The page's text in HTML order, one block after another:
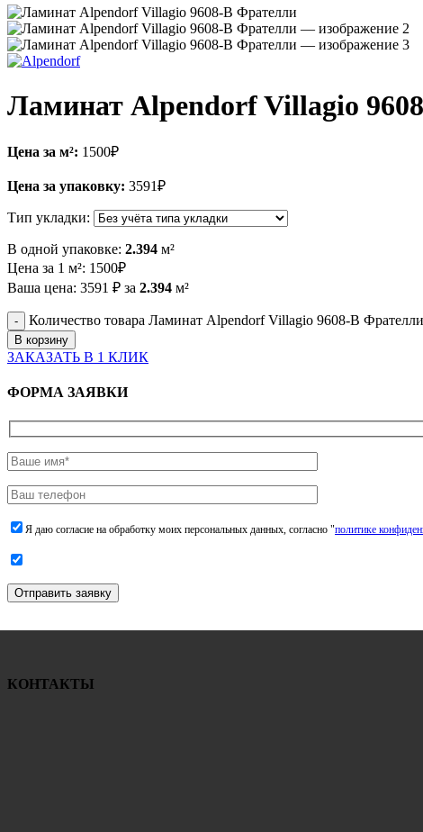
Ламинат Alpendorf Villagio
Цена за м²: 1500₽
Цена за упаковку: 3591₽
Тип укладки:
В одной упаковке: 2.394 м²
Цена за 1 м²: 1500₽
Ваша цена: 3591 ₽ за 2.394 м²
Количество товара Ламинат Alpendorf Villagio 9608-B Фрателли
В корзину
ЗАКАЗАТЬ В 1 КЛИК
ФОРМА ЗАЯВКИ
Я даю согласие на обработку моих персональных данных, согласно "политике
Отправить заявку
КОНТАКТЫ